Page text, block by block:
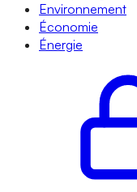
Environnement
Économie
Énergie